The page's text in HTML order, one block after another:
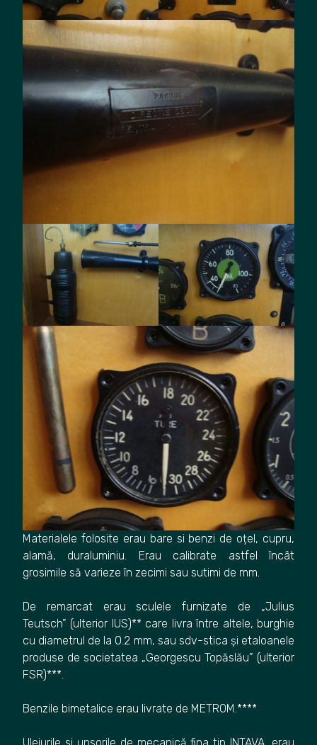
Materialele folosite erau bare si benzi de oțel, cupru,
alamă, duraluminiu. Erau calibrate astfel încât
grosimile să varieze în zecimi sau sutimi de mm.
De remarcat erau sculele furnizate de „Julius
Teutsch” (ulterior IUS)** care livra între altele, burghie
cu diametrul de la 0.2 mm, sau sdv-stica și etaloanele
produse de societatea „Georgescu Topăslău” (ulterior
FSR)***.
Benzile bimetalice erau livrate de METROM.****
Uleiurile si unsorile de mecanică fina tip INTAVA, erau